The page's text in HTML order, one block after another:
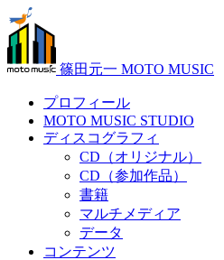
篠田元一 MOTO MUSIC
プロフィール
MOTO MUSIC STUDIO
ディスコグラフィ
CD（オリジナル）
CD（参加作品）
書籍
マルチメディア
データ
コンテンツ